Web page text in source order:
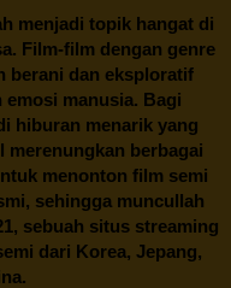
menjadi topik hangat di
Film-film dengan genre
berani dan eksploratif
manusia. Bagi
hiburan menarik yang
merenungkan berbagai
menonton film semi
sehingga muncullah
, sebuah situs streaming
dari Korea, Jepang,